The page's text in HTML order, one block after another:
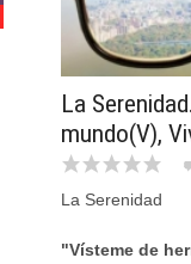
La
mundo(V),
La Serenidad
"Vísteme de